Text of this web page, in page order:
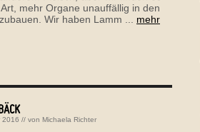
mehr Organe unauffällig in den
Wir haben Lamm ... mehr
2016 // von Michaela Richter